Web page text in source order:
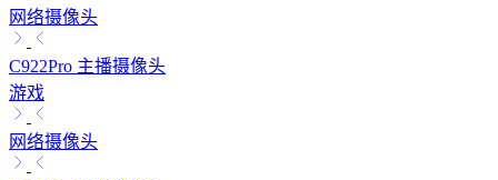
网络摄像头
C922Pro 主播摄像头
游戏
网络摄像头